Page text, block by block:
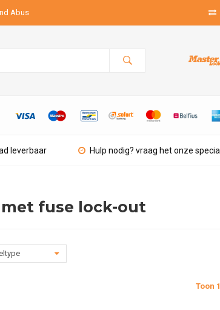
Abus
leverbaar Hulp nodig? vraag het onze
fuse lock-out
Toon